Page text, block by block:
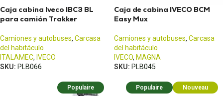
Caja cabina Iveco IBC3 BL
para camión Trakker
Camiones y autobuses, Carcasa
del habitáculo
ITALAMEC, IVECO
SKU: PLB066
Caja de cabina IVECO BCM
Easy Mux
Camiones y autobuses, Carcasa
del habitáculo
IVECO, MAGNA
SKU: PLB045
Populaire Populaire Nouveau